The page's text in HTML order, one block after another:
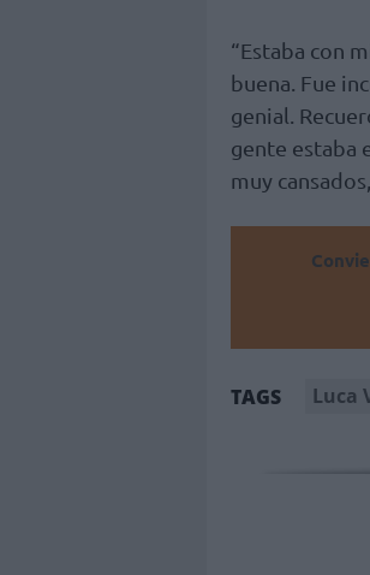
“Estaba con
buena. Fue
genial.
gente estaba
muy
TAGS Luca